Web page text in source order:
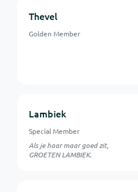
Thevel
Golden Member
Lambiek
Special Member
Als je haar maar goed zit,
GROETEN LAMBIEK.